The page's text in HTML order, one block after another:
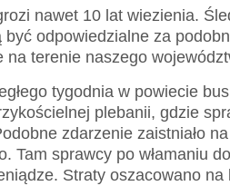
nawet 10 lat wiezienia.
odpowiedzialne za
na terenie naszego
tygodnia w powiecie
plebanii, gdzie
zdarzenie zaistniało
Tam sprawcy po włamaniu
Straty oszacowano na